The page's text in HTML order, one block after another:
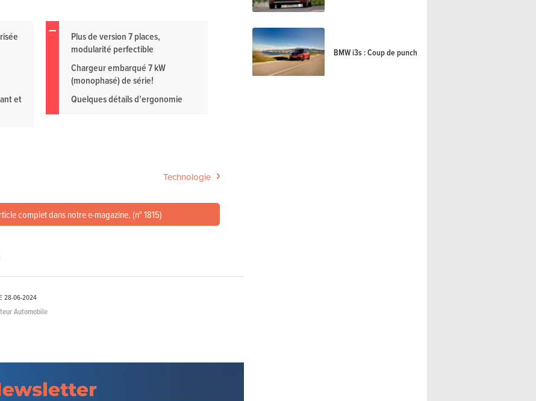
et
Plus de version 7 places,
modularité perfectible
Chargeur embarqué 7 kW
(monophasé) de série!
Quelques détails d’ergonomie
Technologie
complet dans notre e-magazine. (n° 1815)
28-06-2024
Automobile
BMW i3s : Coup de punch